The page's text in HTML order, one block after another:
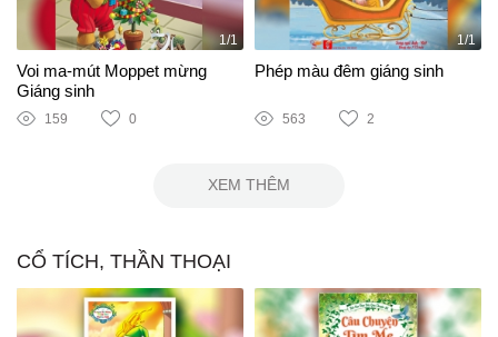
1/1
Voi ma-mút Moppet mừng
Giáng sinh
159 0
1/1
Phép màu đêm giáng sinh
563 2
XEM THÊM
CỔ TÍCH, THẦN THOẠI